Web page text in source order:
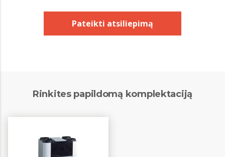
Pateikti atsiliepimą
Rinkites papildomą komplektaciją